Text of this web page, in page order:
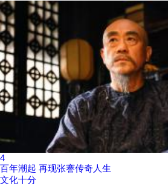
4
百年潮起 再现张謇传奇人生
文化十分